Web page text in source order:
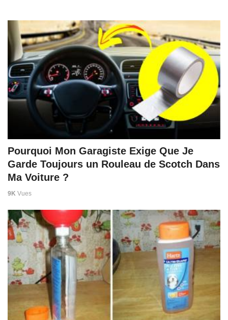
Pourquoi Mon Garagiste Exige Que Je
Garde Toujours un Rouleau de Scotch Dans
Ma Voiture ?
9K Vues